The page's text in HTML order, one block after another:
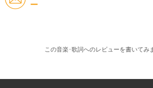
ー
この音楽･歌詞へのレビューを書いてみ